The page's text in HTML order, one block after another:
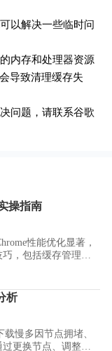
以解决一些临时问
内存和处理器资源
导致清理缓存失
问题，请联系谷歌
操指南
性能优化显著，
，包括缓存管理、
析
载慢多因节点拥堵、
更换节点、调整网